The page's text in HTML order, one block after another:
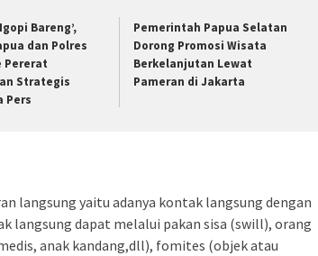
Bareng’,
dan Polres
Pererat
Strategis
Pers
Pemerintah Papua Selatan
Dorong Promosi Wisata
Berkelanjutan Lewat
Pameran di Jakarta
langsung yaitu adanya kontak langsung dengan
langsung dapat melalui pakan sisa (swill), orang
anak kandang,dll), fomites (objek atau